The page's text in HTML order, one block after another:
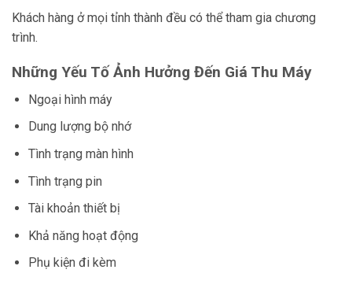
Khách hàng ở mọi tỉnh thành đều có thể tham gia chương
trình.
Những Yếu Tố Ảnh Hưởng Đến Giá Thu Máy
Ngoại hình máy
Dung lượng bộ nhớ
Tình trạng màn hình
Tình trạng pin
Tài khoản thiết bị
Khả năng hoạt động
Phụ kiện đi kèm